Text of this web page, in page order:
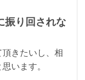
振り回されな
きたいし、相
います。